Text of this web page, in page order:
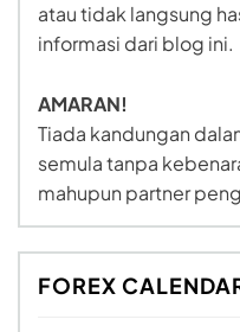
atau tidak langsung
informasi dari blog ini.
AMARAN!
Tiada kandungan
semula tanpa
mahupun partner
FOREX